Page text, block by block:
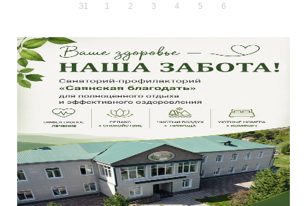
31 1 2 3 4 5 6